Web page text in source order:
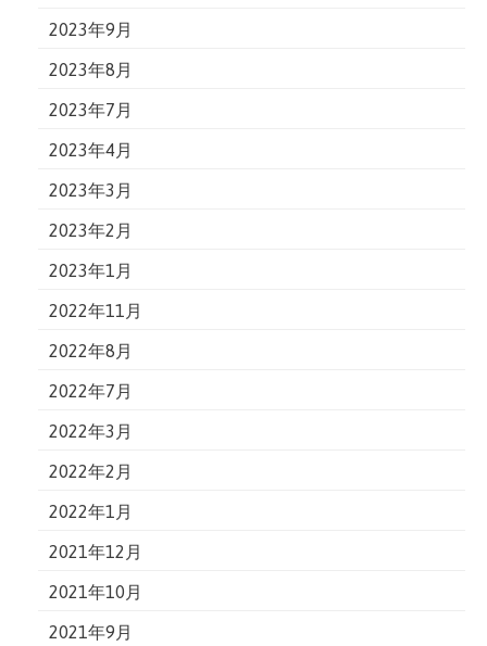
2023年9月
2023年8月
2023年7月
2023年4月
2023年3月
2023年2月
2023年1月
2022年11月
2022年8月
2022年7月
2022年3月
2022年2月
2022年1月
2021年12月
2021年10月
2021年9月